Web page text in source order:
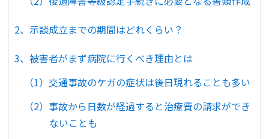
2、示談成立までの期間はどれくらい？
3、被害者がまず病院に行くべき理由とは
（1）交通事故のケガの症状は後日現れることも多い
（2）事故から日数が経過すると治療費の請求ができ
ないことも